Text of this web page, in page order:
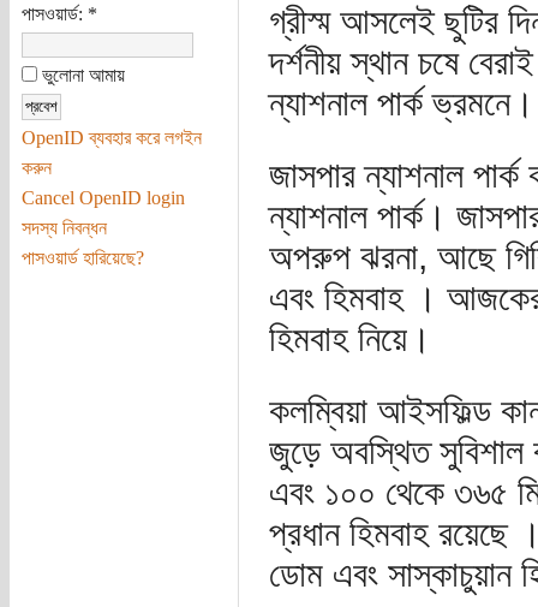
পাসওয়ার্ড: *
ভুলোনা আমায়
OpenID ব্যবহার করে লগইন
করুন
Cancel OpenID login
সদস্য নিবন্ধন
পাসওয়ার্ড হারিয়েছে?
গ্রীস্ম আসলেই ছুটির
দর্শনীয় স্থান চষে
ন্যাশনাল পার্ক ভ্রমনে।
জাসপার ন্যাশনাল
ন্যাশনাল পার্ক।
অপরুপ ঝরনা, আছে
এবং হিমবাহ । আজকের
হিমবাহ নিয়ে।
কলম্বিয়া আইসফিল্ড
জুড়ে অবস্থিত সুবিশাল
এবং ১০০ থেকে ৩৬৫
প্রধান হিমবাহ রয়েছে
ডোম এবং সাস্কাচুয়ান